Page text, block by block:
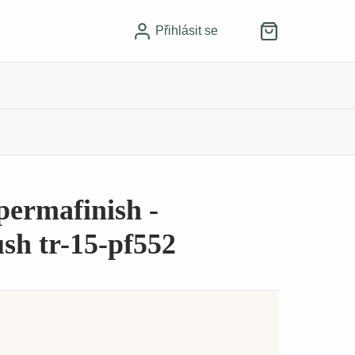
Přihlásit se
-
tr-15-pf552